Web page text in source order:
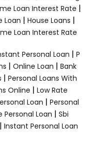
Loan Interest Rate |
Loan | House Loans |
Loan Interest Rate
Personal Loan | P
| Online Loan | Bank
| Personal Loans With
Online | Low Rate
Loan | Personal
Personal Loan | Sbi
| Instant Personal Loan